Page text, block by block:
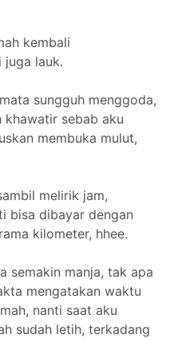
kembali
juga lauk.
sungguh menggoda,
khawatir sebab aku
membuka mulut,
melirik jam,
bisa dibayar dengan
kilometer, hhee.
semakin manja, tak apa
mengatakan waktu
nanti saat aku
sudah letih, terkadang